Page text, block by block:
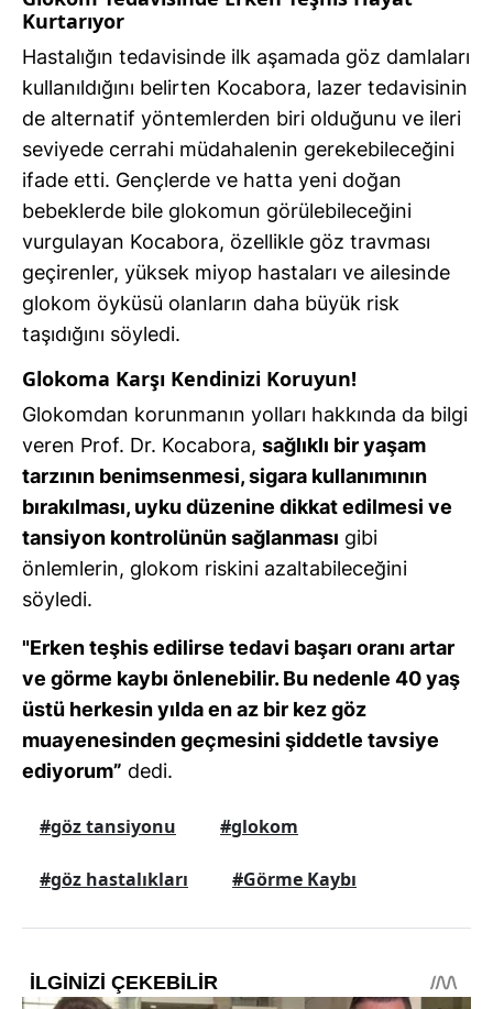
Kurtarıyor
Hastalığın tedavisinde ilk aşamada göz damlaları
kullanıldığını belirten Kocabora, lazer tedavisinin
de alternatif yöntemlerden biri olduğunu ve ileri
seviyede cerrahi müdahalenin gerekebileceğini
ifade etti. Gençlerde ve hatta yeni doğan
bebeklerde bile glokomun görülebileceğini
vurgulayan Kocabora, özellikle göz travması
geçirenler, yüksek miyop hastaları ve ailesinde
glokom öyküsü olanların daha büyük risk
taşıdığını söyledi.
Glokoma Karşı Kendinizi Koruyun!
Glokomdan korunmanın yolları hakkında da bilgi
veren Prof. Dr. Kocabora, sağlıklı bir yaşam
tarzının benimsenmesi, sigara kullanımının
bırakılması, uyku düzenine dikkat edilmesi ve
tansiyon kontrolünün sağlanması gibi
önlemlerin, glokom riskini azaltabileceğini
söyledi.
"Erken teşhis edilirse tedavi başarı oranı artar
ve görme kaybı önlenebilir. Bu nedenle 40 yaş
üstü herkesin yılda en az bir kez göz
muayenesinden geçmesini şiddetle tavsiye
ediyorum” dedi.
#göz tansiyonu #glokom
#göz hastalıkları #Görme Kaybı